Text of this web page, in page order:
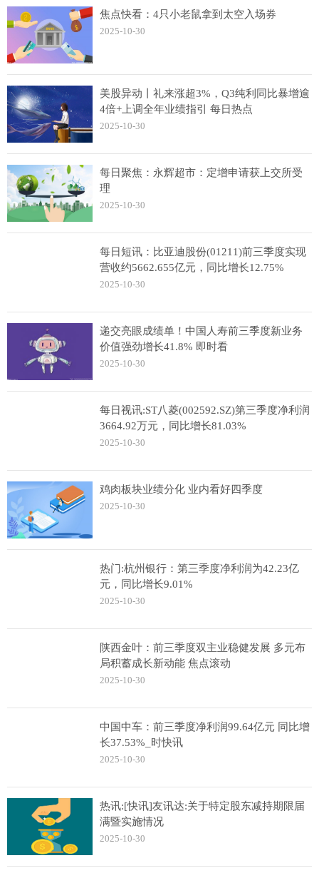
焦点快看：4只小老鼠拿到太空入场券
2025-10-30
美股异动丨礼来涨超3%，Q3纯利同比暴增逾
4倍+上调全年业绩指引 每日热点
2025-10-30
每日聚焦：永辉超市：定增申请获上交所受
理
2025-10-30
每日短讯：比亚迪股份(01211)前三季度实现
营收约5662.655亿元，同比增长12.75%
2025-10-30
递交亮眼成绩单！中国人寿前三季度新业务
价值强劲增长41.8% 即时看
2025-10-30
每日视讯:ST八菱(002592.SZ)第三季度净利润
3664.92万元，同比增长81.03%
2025-10-30
鸡肉板块业绩分化 业内看好四季度
2025-10-30
热门:杭州银行：第三季度净利润为42.23亿
元，同比增长9.01%
2025-10-30
陕西金叶：前三季度双主业稳健发展 多元布
局积蓄成长新动能 焦点滚动
2025-10-30
中国中车：前三季度净利润99.64亿元 同比增
长37.53%_时快讯
2025-10-30
热讯:[快讯]友讯达:关于特定股东减持期限届
满暨实施情况
2025-10-30